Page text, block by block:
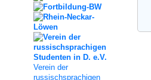
Verein der
russischsprachigen